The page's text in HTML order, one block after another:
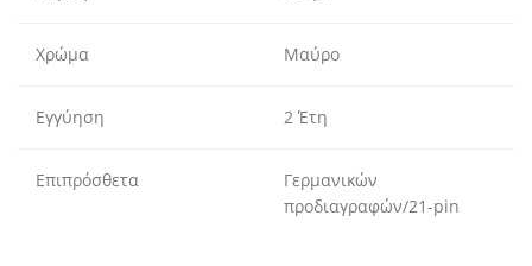
Χρώμα Μαύρο
Εγγύηση 2 Έτη
Επιπρόσθετα
Γερμανικών
προδιαγραφών/21-pin